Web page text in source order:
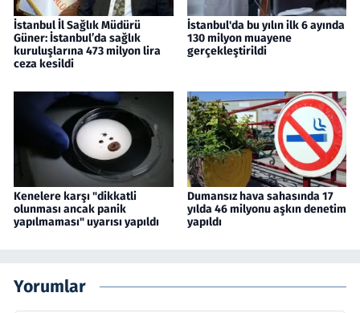
İstanbul İl Sağlık Müdürü
Güner: İstanbul’da sağlık
kuruluşlarına 473 milyon lira
ceza kesildi
İstanbul'da bu yılın ilk 6 ayında
130 milyon muayene
gerçekleştirildi
Kenelere karşı "dikkatli
olunması ancak panik
yapılmaması" uyarısı yapıldı
Dumansız hava sahasında 17
yılda 46 milyonu aşkın denetim
yapıldı
Yorumlar